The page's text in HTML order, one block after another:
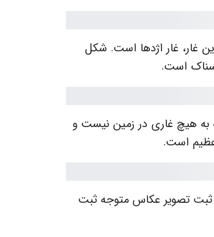
غار، غار اژدها است. شکل
است.
به هیچ غاری در زمین نیست و
است.
ثبت تصویر عکاس متوجه ثبت